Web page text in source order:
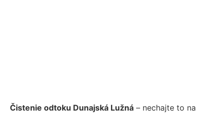
Čistenie odtoku Dunajská Lužná – nechajte to na